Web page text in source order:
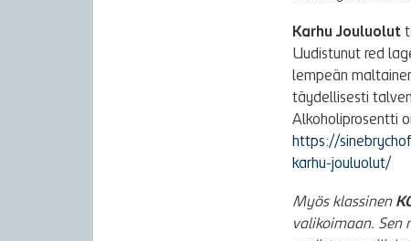
Karhu Jouluolut
Uudistunut red
lempeän
täydellisesti
Alkoholiprosentti
https://
karhu-jouluolut/
Myös klassinen
valikoimaan. Sen